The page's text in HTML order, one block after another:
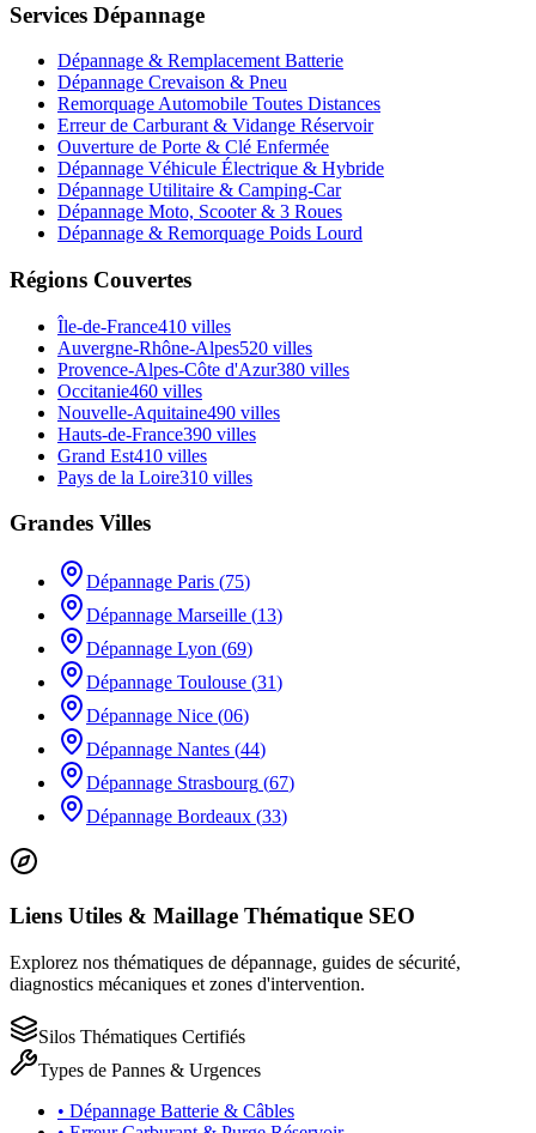
Services Dépannage
Dépannage & Remplacement Batterie
Dépannage Crevaison & Pneu
Remorquage Automobile Toutes Distances
Erreur de Carburant & Vidange Réservoir
Ouverture de Porte & Clé Enfermée
Dépannage Véhicule Électrique & Hybride
Dépannage Utilitaire & Camping-Car
Dépannage Moto, Scooter & 3 Roues
Dépannage & Remorquage Poids Lourd
Régions Couvertes
Île-de-France410 villes
Auvergne-Rhône-Alpes520 villes
Provence-Alpes-Côte d'Azur380 villes
Occitanie460 villes
Nouvelle-Aquitaine490 villes
Hauts-de-France390 villes
Grand Est410 villes
Pays de la Loire310 villes
Grandes Villes
Dépannage Paris (75)
Dépannage Marseille (13)
Dépannage Lyon (69)
Dépannage Toulouse (31)
Dépannage Nice (06)
Dépannage Nantes (44)
Dépannage Strasbourg (67)
Dépannage Bordeaux (33)
Liens Utiles & Maillage Thématique SEO
Explorez nos thématiques de dépannage, guides de sécurité,
diagnostics mécaniques et zones d'intervention.
Silos Thématiques Certifiés
Types de Pannes & Urgences
• Dépannage Batterie & Câbles